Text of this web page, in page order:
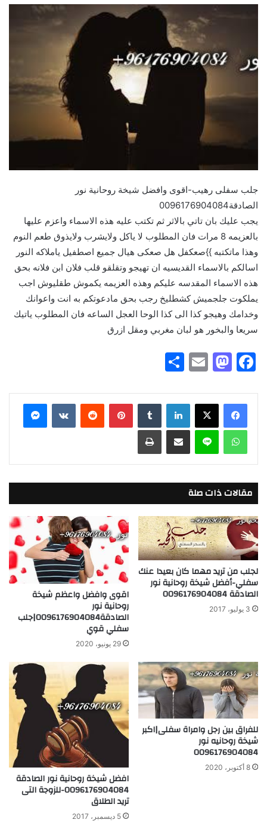
جلب سفلى رهيب-اقوى وافضل شيخة روحانية نور
الصادقة0096176904084
يجب عليك بان تاتي بالاثر ثم تكتب عليه هذه الاسماء واعزم عليها
بالعزيمه 8 مرات فان المطلوب لا ياكل ولايشرب ولايذوق طعم النوم
وهذا ماتكتبه }}صعكفل هل صعكى هيال جميع اصطفيل ياملاكه النور
اسالكم بالاسماء القديسيه ان تهيجو وتقلقو قلب فلان ابن فلانه بحق
هذه الاسماء المقدسه عليكم وهذه العزيمه يكموش طقليوش اجب
يملكوت جلجميش كشطليخ رجب بحق مادعوتكم به انت واعوانك
وخدامك وهيجو كذا الى كذا الوحا العجل الساعه فان المطلوب ياتيك
سريعا والبخور هو لبان مغربي ومقل ازرق
F
c
e
b
o
o
k
M
st
o
d
o
n
E
ai
ar
فيسبوك لينكدإن بينتيريست
واتساب لاين
مقالات ذات صلة
لجلب من تريد مهما كان بعيدا عنك
سفلي-أفضل شيخة روحانية نور
الصادقة 0096176904084
3 يوليو، 2017
اقوى وافضل واعظم شيخة
روحانية نور
الصادقة0096176904084|جلب
سفلي قوي
29 يونيو، 2020
للفراق بين رجل وامراة سفلى|اكبر
شيخة روحانيه نور
0096176904084
8 أكتوبر، 2020
افضل شيخة روحانية نور الصادقة
0096176904084-للزوجة التى
تريد الطلاق
5 ديسمبر، 2017